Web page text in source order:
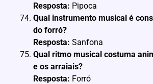
Resposta: Pipoca
Qual instrumento musical é
do forró?
Resposta: Sanfona
Qual ritmo musical costuma
e os arraiais?
Resposta: Forró